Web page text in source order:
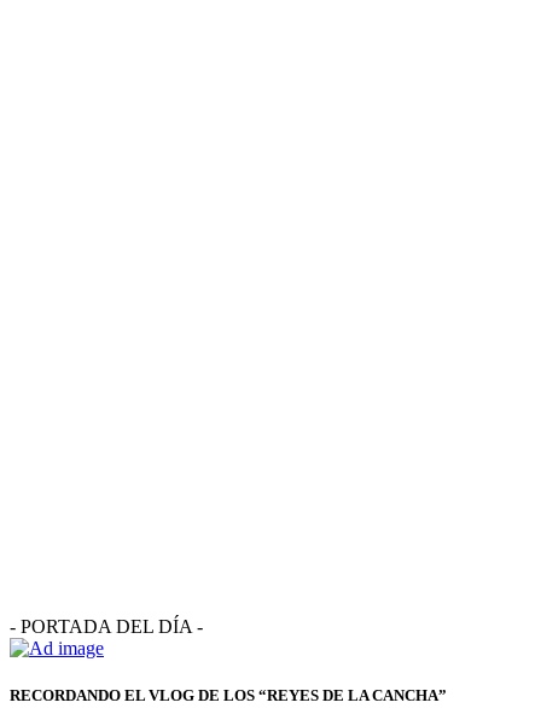
- PORTADA DEL DÍA -
RECORDANDO EL VLOG DE LOS “REYES DE LA CANCHA”